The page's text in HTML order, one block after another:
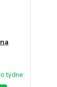
týdne